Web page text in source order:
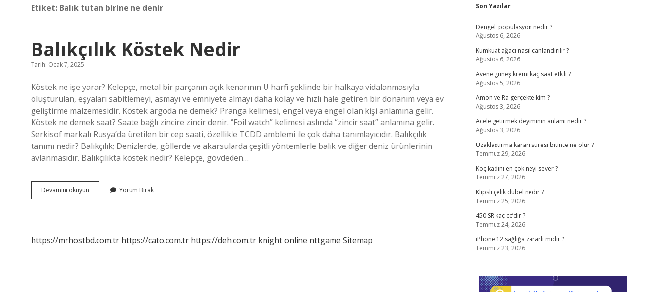
Etiket: Balık tutan birine ne denir
Balıkçılık Köstek Nedir
Tarih: Ocak 7, 2025
Köstek ne işe yarar? Kelepçe, metal bir parçanın açık kenarının U harfi şeklinde bir halkaya vidalanmasıyla
oluşturulan, eşyaları sabitlemeyi, asmayı ve emniyete almayı daha kolay ve hızlı hale getiren bir donanım veya ev
geliştirme malzemesidir. Köstek argoda ne demek? Pranga kelimesi, engel veya engel olan kişi anlamına gelir.
Köstek ne demek saat? Saate bağlı zincire zincir denir. “Foil watch” kelimesi aslında “zincir saat” anlamına gelir.
Serkisof markalı Rusya’da üretilen bir cep saati, özellikle TCDD amblemi ile çok daha tanımlayıcıdır. Balıkçılık
tanımı nedir? Balıkçılık; Denizlerde, göllerde ve akarsularda çeşitli yöntemlerle balık ve diğer deniz ürünlerinin
avlanmasıdır. Balıkçılıkta köstek nedir? Kelepçe, gövdeden…
Devamını okuyun Balıkçılık
Köstek
Yorum Bırak
https://mrhostbd.com.tr https://cato.com.tr https://deh.com.tr knight online nttgame Sitemap
Sidebar
Son Yazılar
Dengeli popülasyon nedir ?
Ağustos 6, 2026
Kumkuat ağacı nasıl canlandırılır ?
Ağustos 6, 2026
Avene güneş kremi kaç saat etkili ?
Ağustos 5, 2026
Amon ve Ra gerçekte kim ?
Ağustos 3, 2026
Acele getirmek deyiminin anlamı nedir ?
Ağustos 3, 2026
Uzaklaştırma kararı süresi bitince ne olur ?
Temmuz 29, 2026
Koç kadını en çok neyi sever ?
Temmuz 27, 2026
Klipsli çelik dübel nedir ?
Temmuz 25, 2026
450 SR kaç cc’dir ?
Temmuz 24, 2026
iPhone 12 sağlığa zararlı mıdır ?
Temmuz 23, 2026